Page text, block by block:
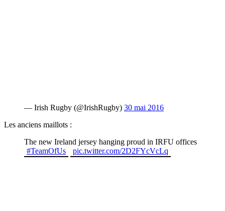
— Irish Rugby (@IrishRugby) 30 mai 2016
Les anciens maillots :
The new Ireland jersey hanging proud in IRFU offices
#TeamOfUs
pic.twitter.com/2D2FYcVcLq